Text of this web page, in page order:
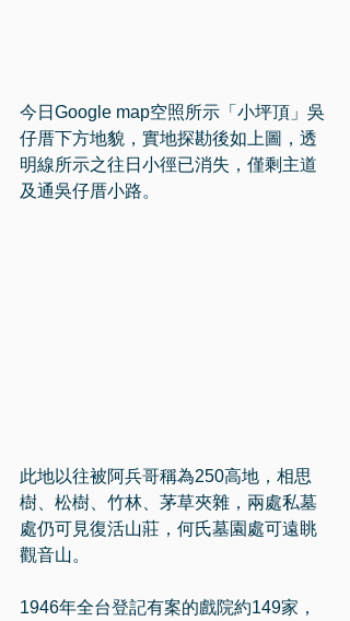
今日Google map空照所示「小坪頂」吳
仔厝下方地貌，實地探勘後如上圖，透
明線所示之往日小徑已消失，僅剩主道
及通吳仔厝小路。
此地以往被阿兵哥稱為250高地，相思
樹、松樹、竹林、茅草夾雜，兩處私墓
處仍可見復活山莊，何氏墓園處可遠眺
觀音山。
1946年全台登記有案的戲院約149家，